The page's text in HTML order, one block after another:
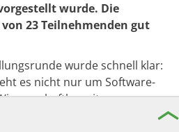
wurde. Die
23 Teilnehmenden gut
wurde schnell klar:
es nicht nur um Software-
mit
die in ihrer Arbeit